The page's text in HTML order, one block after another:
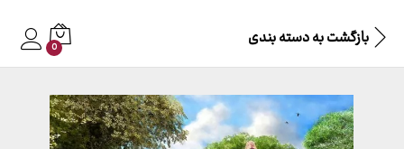
بازگشت بهدسته بندی 0